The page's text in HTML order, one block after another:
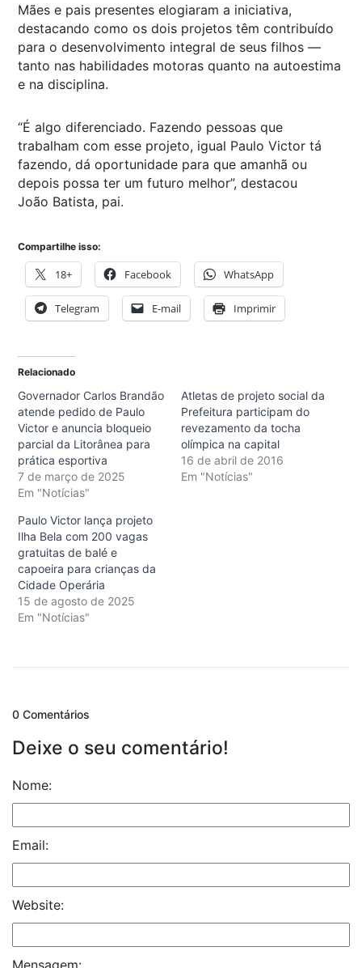
Mães e pais presentes elogiaram a iniciativa,
destacando como os dois projetos têm contribuído
para o desenvolvimento integral de seus filhos —
tanto nas habilidades motoras quanto na autoestima
e na disciplina.
“É algo diferenciado. Fazendo pessoas que
trabalham com esse projeto, igual Paulo Victor tá
fazendo, dá oportunidade para que amanhã ou
depois possa ter um futuro melhor”, destacou
João Batista, pai.
Compartilhe isso:
18+ Facebook WhatsApp
Telegram E-mail Imprimir
Relacionado
Governador Carlos Brandão
atende pedido de Paulo
Victor e anuncia bloqueio
parcial da Litorânea para
prática esportiva
7 de março de 2025
Em "Notícias"
Atletas de projeto social da
Prefeitura participam do
revezamento da tocha
olímpica na capital
16 de abril de 2016
Em "Notícias"
Paulo Victor lança projeto
Ilha Bela com 200 vagas
gratuitas de balé e
capoeira para crianças da
Cidade Operária
15 de agosto de 2025
Em "Notícias"
0 Comentários
Deixe o seu comentário!
Nome:
Email:
Website:
Mensagem: